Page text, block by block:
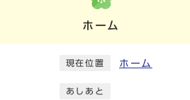
ホーム
現在位置 ホーム
あしあと